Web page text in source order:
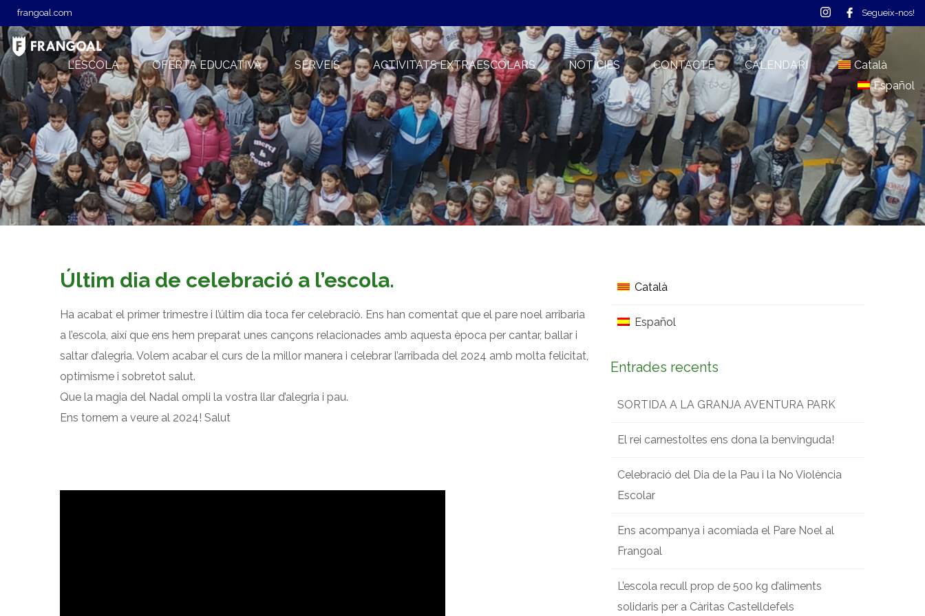
frangoal.com Segueix-nos!
L’ESCOLA OFERTA EDUCATIVA SERVEIS ACTIVITATS EXTRAESCOLARS NOTÍCIES CONTACTE CALENDARI
Català
Español
Últim dia de celebració a l’escola.
Ha acabat el primer trimestre i l’últim dia toca fer celebració. Ens han comentat que el pare noel arribaria
a l’escola, així que ens hem preparat unes cançons relacionades amb aquesta època per cantar, ballar i
saltar d’alegria. Volem acabar el curs de la millor manera i celebrar l’arribada del 2024 amb molta felicitat,
optimisme i sobretot salut.
Que la magia del Nadal ompli la vostra llar d’alegria i pau.
Ens tornem a veure al 2024! Salut
Català
Español
Entrades recents
SORTIDA A LA GRANJA AVENTURA PARK
El rei carnestoltes ens dona la benvinguda!
Celebració del Dia de la Pau i la No Violència
Escolar
Ens acompanya i acomiada el Pare Noel al
Frangoal
L’escola recull prop de 500 kg d’aliments
solidaris per a Càritas Castelldefels